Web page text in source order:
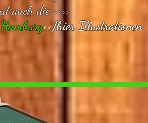
auch die >>>>
<</hier Illustrationen